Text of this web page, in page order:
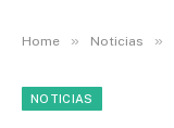
Home » Noticias »
NOTICIAS